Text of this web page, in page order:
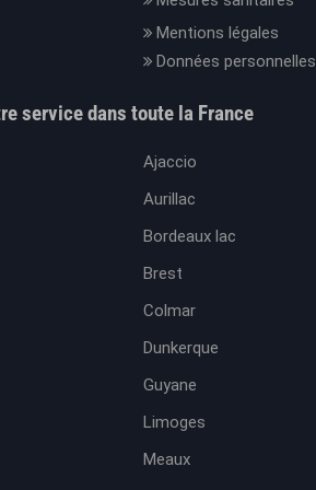
Mentions légales
Données personnelles
service dans toute la France
Ajaccio
Aurillac
Bordeaux lac
Brest
Colmar
Dunkerque
Guyane
Limoges
Meaux